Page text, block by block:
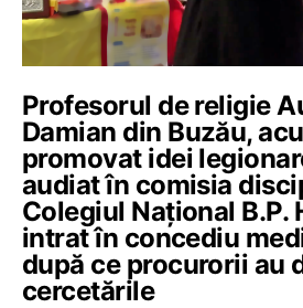
Profesorul de religie
Damian din Buzău,
promovat idei
audiat în comisia
Colegiul Național B.P.
intrat în concediu
după ce procurorii au
cercetările